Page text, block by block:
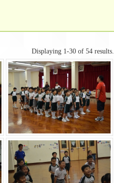
Displaying 1-30 of 54 results.